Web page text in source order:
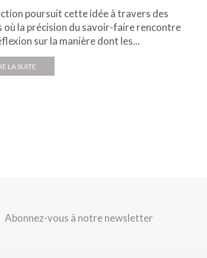
poursuit cette idée à travers des
où la précision du savoir-faire rencontre
sur la manière dont les...
LA SUITE
Abonnez-vous à notre newsletter